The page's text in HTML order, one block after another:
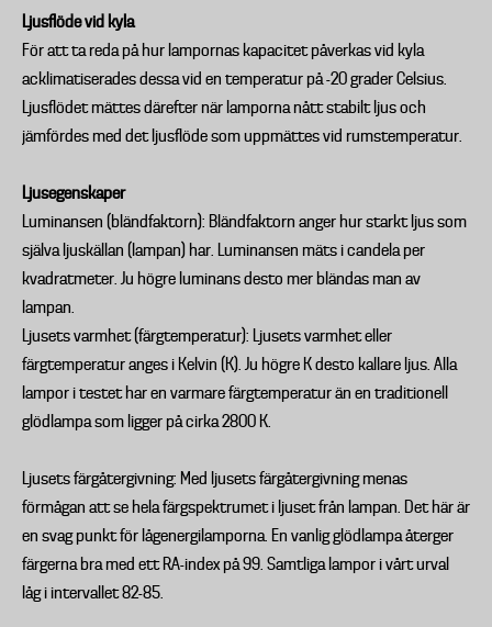
Ljusflöde vid kyla
För att ta reda på hur lampornas kapacitet påverkas vid kyla
acklimatiserades dessa vid en temperatur på -20 grader Celsius.
Ljusflödet mättes därefter när lamporna nått stabilt ljus och
jämfördes med det ljusflöde som uppmättes vid rumstemperatur.
Ljusegenskaper
Luminansen (bländfaktorn): Bländfaktorn anger hur starkt ljus som
själva ljuskällan (lampan) har. Luminansen mäts i candela per
kvadratmeter. Ju högre luminans desto mer bländas man av
lampan.
Ljusets varmhet (färgtemperatur): Ljusets varmhet eller
färgtemperatur anges i Kelvin (K). Ju högre K desto kallare ljus. Alla
lampor i testet har en varmare färgtemperatur än en traditionell
glödlampa som ligger på cirka 2800 K.
Ljusets färgåtergivning: Med ljusets färgåtergivning menas
förmågan att se hela färgspektrumet i ljuset från lampan. Det här är
en svag punkt för lågenergilamporna. En vanlig glödlampa återger
färgerna bra med ett RA-index på 99. Samtliga lampor i vårt urval
låg i intervallet 82-85.